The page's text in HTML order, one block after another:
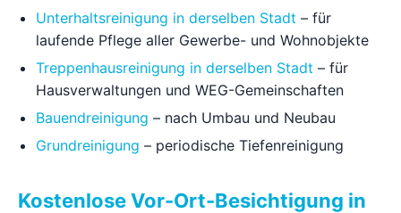
Unterhaltsreinigung in derselben Stadt – für
laufende Pflege aller Gewerbe- und Wohnobjekte
Treppenhausreinigung in derselben Stadt – für
Hausverwaltungen und WEG-Gemeinschaften
Bauendreinigung – nach Umbau und Neubau
Grundreinigung – periodische Tiefenreinigung
Kostenlose Vor-Ort-Besichtigung in